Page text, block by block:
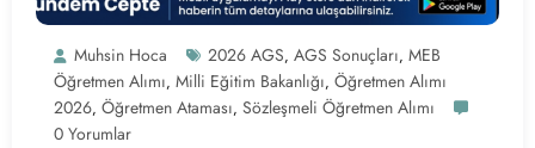
Muhsin Hoca 2026 AGS, AGS Sonuçları, MEB
Öğretmen Alımı, Milli Eğitim Bakanlığı, Öğretmen Alımı
2026, Öğretmen Ataması, Sözleşmeli Öğretmen Alımı
0 Yorumlar